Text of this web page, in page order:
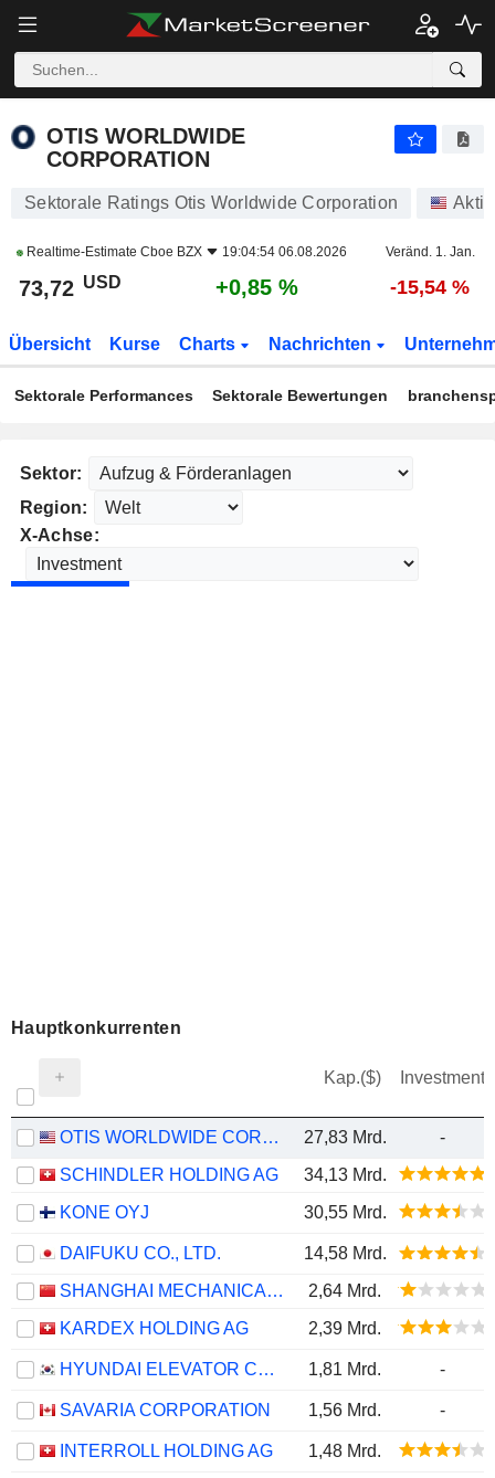
OTIS WORLDWIDE
CORPORATION
Sektorale Ratings Otis Worldwide Corporation
Realtime-Estimate Cboe BZX 19:04:54 06.08.2026 Veränd. 1. Jan.
73,72 USD +0,85 % -15,54 %
Übersicht Kurse Charts Nachrichten
Sektorale Performances Sektorale Bewertungen
Sektor:
Region:
X-Achse:
Hauptkonkurrenten
Kap.($) Investment
OTIS WORLDWIDE CORPORATION 27,83 Mrd.
-
SCHINDLER HOLDING AG
34,13 Mrd.
KONE OYJ
30,55 Mrd.
DAIFUKU CO., LTD.
14,58 Mrd.
SHANGHAI MECHANICAL & ELECTRICAL INDUSTRY CO.,LTD.
2,64 Mrd.
KARDEX HOLDING AG
2,39 Mrd.
HYUNDAI ELEVATOR CO., LTD 1,81 Mrd. -
SAVARIA CORPORATION 1,56 Mrd. -
INTERROLL HOLDING AG
1,48 Mrd.